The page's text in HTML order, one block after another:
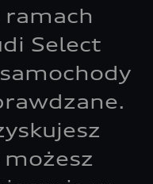
ramach
Select